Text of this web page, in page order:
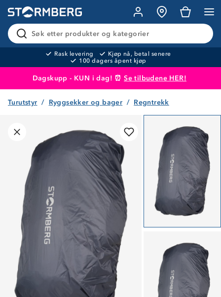
Søk etter produkter og kategorier
Rask levering
Kjøp nå, betal senere
100 dagers åpent kjøp
Dagskupp - KUN i dag! ⏰Se tilbudene HER!
Produktet er lagt i handlekurven Til kassen
Turutstyr Ryggsekker og bager Regntrekk